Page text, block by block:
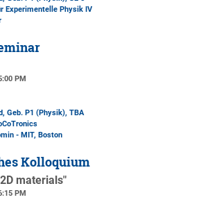
Experimentelle Physik IV
PM
Geb. P1 (Physik), TBA
- MIT, Boston
Kolloquium
materials"
PM